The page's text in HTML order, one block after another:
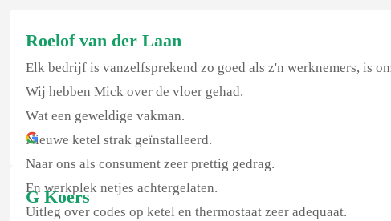
Roelof van der Laan
Elk bedrijf is vanzelfsprekend zo goed als z'n werknemers, is
Wij hebben Mick over de vloer gehad.
Wat een geweldige vakman.
Nieuwe ketel strak geïnstalleerd.
Naar ons als consument zeer prettig gedrag.
En werkplek netjes achtergelaten.
Uitleg over codes op ketel en thermostaat zeer adequaat.
G Koers